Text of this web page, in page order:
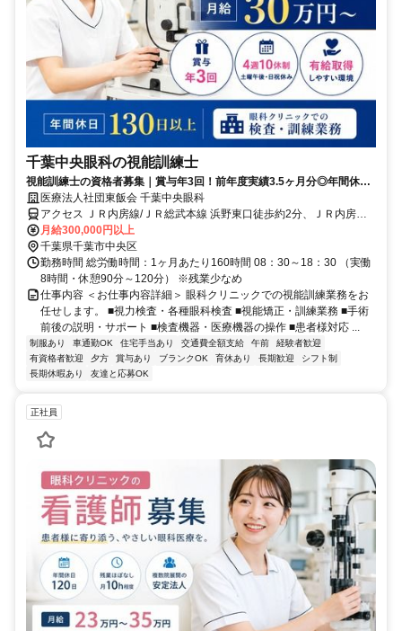
千葉中央眼科の視能訓練士
視能訓練士の資格者募集｜賞与年3回！前年度実績3.5ヶ月分◎年間休日
130日以上♪
医療法人社団東飯会 千葉中央眼科
アクセス ＪＲ内房線/ＪＲ総武本線 浜野東口徒歩約2分、ＪＲ内房線/
ＪＲ総武本線 八幡宿西口徒歩約33分、京成千原線 学園前（千葉県）
出入口1徒歩約41分 JR内房線「浜野駅」から徒歩1分 ★車通勤OK！
無料駐車場あり
月給300,000円以上
千葉県千葉市中央区
勤務時間 総労働時間：1ヶ月あたり160時間 08：30～18：30 （実働
8時間・休憩90分～120分） ※残業少なめ
仕事内容 ＜お仕事内容詳細＞ 眼科クリニックでの視能訓練業務をお
任せします。 ■視力検査・各種眼科検査 ■視能矯正・訓練業務 ■手術
前後の説明・サポート ■検査機器・医療機器の操作 ■患者様対応 ...
制服あり 車通勤OK 住宅手当あり 交通費全額支給 午前
経験者歓迎
有資格者歓迎
夕方 賞与あり ブランクOK 育休あり 長期歓迎
シフト制
長期休暇あり
友達と応募OK
正社員